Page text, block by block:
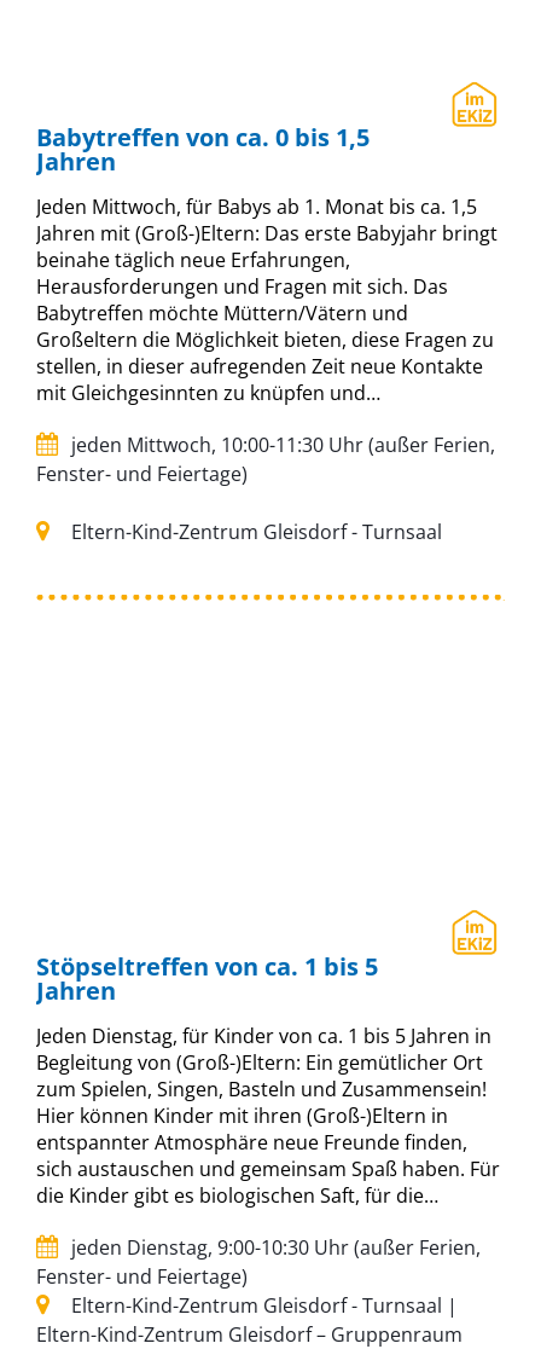
Babytreffen von ca. 0 bis 1,5
Jahren
Jeden Mittwoch, für Babys ab 1. Monat bis ca. 1,5
Jahren mit (Groß-)Eltern: Das erste Babyjahr bringt
beinahe täglich neue Erfahrungen,
Herausforderungen und Fragen mit sich. Das
Babytreffen möchte Müttern/Vätern und
Großeltern die Möglichkeit bieten, diese Fragen zu
stellen, in dieser aufregenden Zeit neue Kontakte
mit Gleichgesinnten zu knüpfen und…
jeden Mittwoch, 10:00-11:30 Uhr (außer Ferien,
Fenster- und Feiertage)
Eltern-Kind-Zentrum Gleisdorf - Turnsaal
Stöpseltreffen von ca. 1 bis 5
Jahren
Jeden Dienstag, für Kinder von ca. 1 bis 5 Jahren in
Begleitung von (Groß-)Eltern: Ein gemütlicher Ort
zum Spielen, Singen, Basteln und Zusammensein!
Hier können Kinder mit ihren (Groß-)Eltern in
entspannter Atmosphäre neue Freunde finden,
sich austauschen und gemeinsam Spaß haben. Für
die Kinder gibt es biologischen Saft, für die…
jeden Dienstag, 9:00-10:30 Uhr (außer Ferien,
Fenster- und Feiertage)
Eltern-Kind-Zentrum Gleisdorf - Turnsaal |
Eltern-Kind-Zentrum Gleisdorf – Gruppenraum